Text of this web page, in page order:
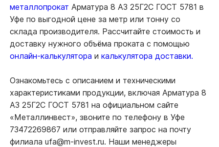
металлопрокат Арматура 8 А3 25Г2С ГОСТ 5781 в
Уфе по выгодной цене за метр или тонну со
склада производителя. Рассчитайте стоимость и
доставку нужного объёма проката с помощью
онлайн-калькулятора и калькулятора доставки.
Ознакомьтесь с описанием и техническими
характеристиками продукции, включая Арматура 8
А3 25Г2С ГОСТ 5781 на официальном сайте
«Металлинвест», звоните по телефону в Уфе
73472269867 или отправляйте запрос на почту
филиала ufa@m-invest.ru. Наши менеджеры